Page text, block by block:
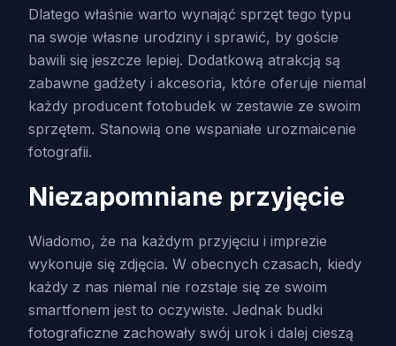
Dlatego właśnie warto wynająć sprzęt tego typu
na swoje własne urodziny i sprawić, by goście
bawili się jeszcze lepiej. Dodatkową atrakcją są
zabawne gadżety i akcesoria, które oferuje niemal
każdy producent fotobudek w zestawie ze swoim
sprzętem. Stanowią one wspaniałe urozmaicenie
fotografii.
Niezapomniane przyjęcie
Wiadomo, że na każdym przyjęciu i imprezie
wykonuje się zdjęcia. W obecnych czasach, kiedy
każdy z nas niemal nie rozstaje się ze swoim
smartfonem jest to oczywiste. Jednak budki
fotograficzne zachowały swój urok i dalej cieszą